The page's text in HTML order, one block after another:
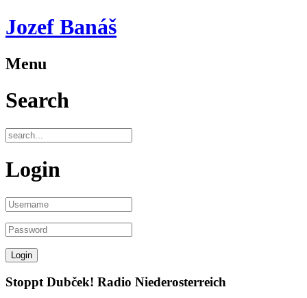
Jozef Banáš
Menu
Search
Login
Stoppt Dubček! Radio Niederosterreich